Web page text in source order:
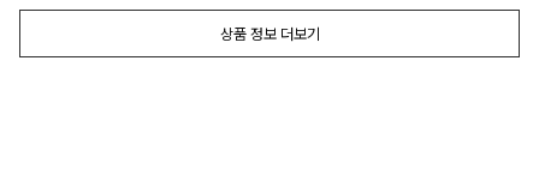
상품 정보 더보기